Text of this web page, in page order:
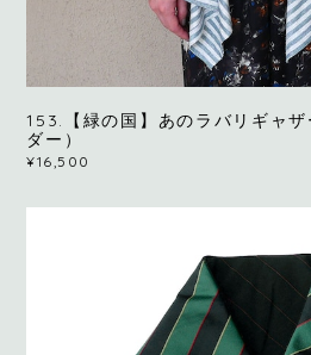
153.【緑の国】あのラバリギャ
ダー）
¥16,500